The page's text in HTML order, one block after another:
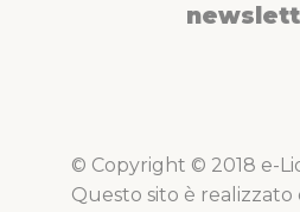
© Copyright © 2018 e-
Questo sito è realizzato